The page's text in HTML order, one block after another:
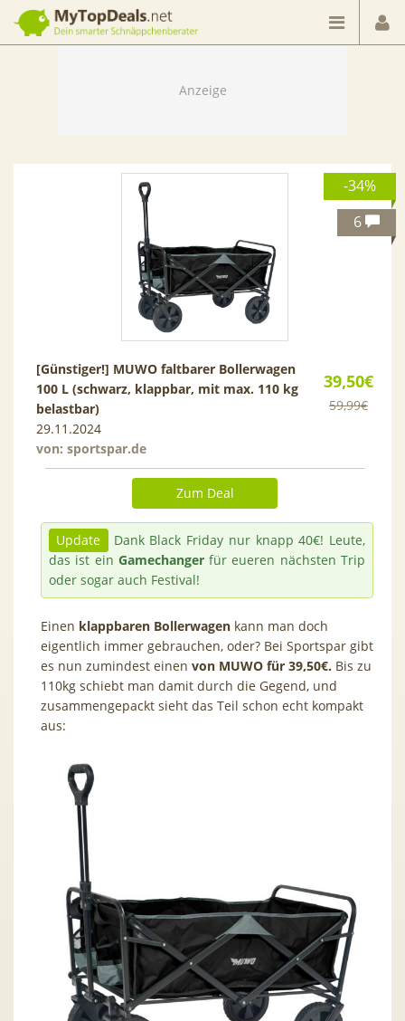
Dein smarter Schnäppchenberater
-34%
6
39,50€
59,99€
[Günstiger!] MUWO faltbarer Bollerwagen
100 L (schwarz, klappbar, mit max. 110 kg
belastbar)
29.11.2024
von: sportspar.de
Zum Deal
Update
Dank Black Friday nur knapp 40€! Leute,
das ist ein Gamechangerfür eueren nächsten Trip
oder sogar auch Festival!
Einen klappbaren Bollerwagen kann man doch
eigentlich immer gebrauchen, oder? Bei Sportspar gibt
es nun zumindest einen von MUWO für 39,50€. Bis zu
110kg schiebt man damit durch die Gegend, und
zusammengepackt sieht das Teil schon echt kompakt
aus: